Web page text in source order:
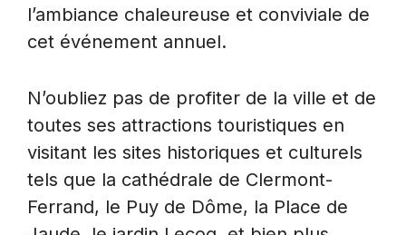
l’ambiance chaleureuse et conviviale de
cet événement annuel.
N’oubliez pas de profiter de la ville et de
toutes ses attractions touristiques en
visitant les sites historiques et culturels
tels que la cathédrale de Clermont-
Ferrand, le Puy de Dôme, la Place de